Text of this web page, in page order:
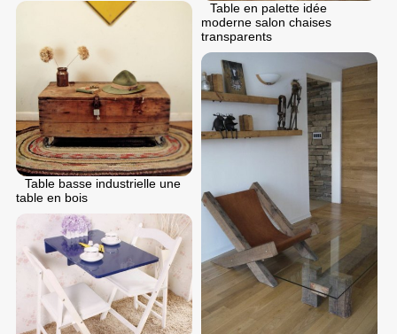
Table en palette idée
moderne salon chaises
transparents
Table basse industrielle une
table en bois